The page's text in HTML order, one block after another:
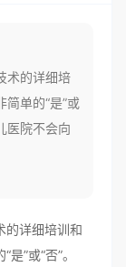
术的详细培
单的“是”或
医院不会向
的详细培训和
”或“否”。